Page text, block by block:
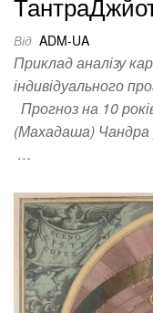
Від ADM-UA
Приклад аналізу
індивідуального
Прогноз на 10
(Махадаша) Чандра
…